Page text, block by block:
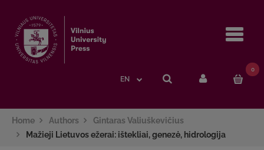
EN
0
Home Authors
Gintaras Valiuškevičius
Mažieji Lietuvos ežerai: ištekliai, genezė, hidrologija